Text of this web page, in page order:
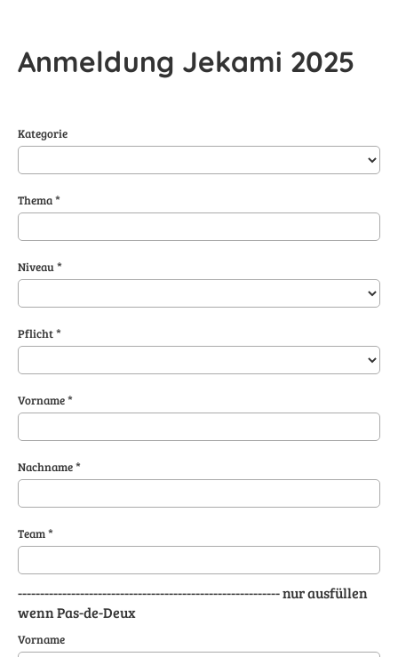
Anmeldung Jekami 2025
Kategorie
Thema *
Niveau *
Pflicht *
Vorname *
Nachname *
Team *
----------------------------------------------------------- nur ausfüllen
wenn Pas-de-Deux
Vorname